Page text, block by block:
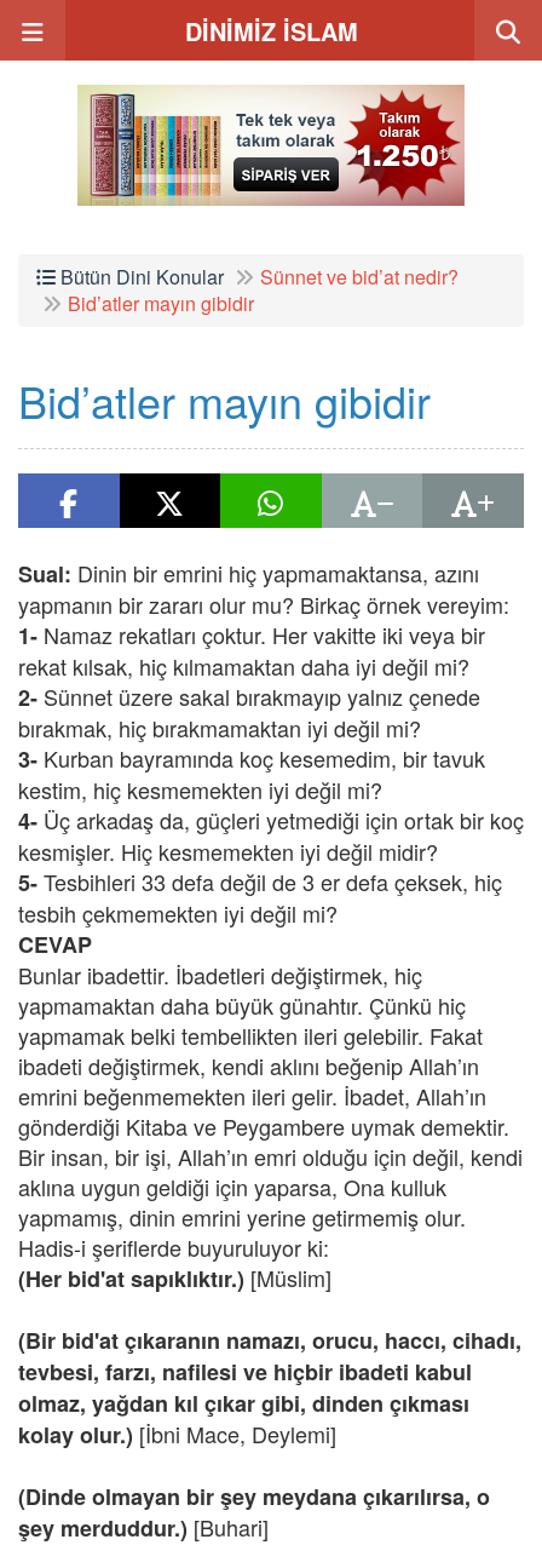
DİNİMİZ İSLAM
Bütün Dini Konular
Sünnet ve bid’at nedir?
Bid’atler mayın gibidir
Bid’atler mayın gibidir
Sual: Dinin bir emrini hiç yapmamaktansa, azını
yapmanın bir zararı olur mu? Birkaç örnek vereyim:
1- Namaz rekatları çoktur. Her vakitte iki veya bir
rekat kılsak, hiç kılmamaktan daha iyi değil mi?
2- Sünnet üzere sakal bırakmayıp yalnız çenede
bırakmak, hiç bırakmamaktan iyi değil mi?
3- Kurban bayramında koç kesemedim, bir tavuk
kestim, hiç kesmemekten iyi değil mi?
4- Üç arkadaş da, güçleri yetmediği için ortak bir koç
kesmişler. Hiç kesmemekten iyi değil midir?
5-Tesbihleri 33 defa değil de 3 er defa çeksek, hiç
tesbih çekmemekten iyi değil mi?
CEVAP
Bunlar ibadettir. İbadetleri değiştirmek, hiç
yapmamaktan daha büyük günahtır. Çünkü hiç
yapmamak belki tembellikten ileri gelebilir. Fakat
ibadeti değiştirmek, kendi aklını beğenip Allah’ın
emrini beğenmemekten ileri gelir. İbadet, Allah’ın
gönderdiği Kitaba ve Peygambere uymak demektir.
Bir insan, bir işi, Allah’ın emri olduğu için değil, kendi
aklına uygun geldiği için yaparsa, Ona kulluk
yapmamış, dinin emrini yerine getirmemiş olur.
Hadis-i şeriflerde buyuruluyor ki:
(Her bid'at sapıklıktır.) [Müslim]
(Bir bid'at çıkaranın namazı, orucu, haccı, cihadı,
tevbesi, farzı, nafilesi ve hiçbir ibadeti kabul
olmaz, yağdan kıl çıkar gibi, dinden çıkması
kolay olur.) [İbni Mace, Deylemi]
(Dinde olmayan bir şey meydana çıkarılırsa, o
şey merduddur.) [Buhari]